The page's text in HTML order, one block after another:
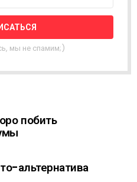
мы не спамим;)
побить
альтернатива